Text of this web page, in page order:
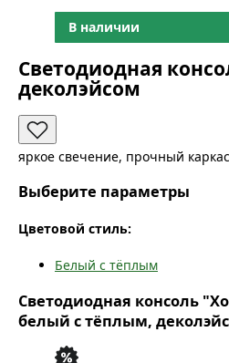
В наличии
Светодиодная
деколэйсом
яркое свечение, прочный
Выберите параметры
Цветовой стиль:
Белый с тёплым
Светодиодная консоль
белый с тёплым,